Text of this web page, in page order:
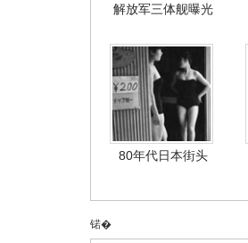
解放军三体舰曝光
80年代日本街头
锘�